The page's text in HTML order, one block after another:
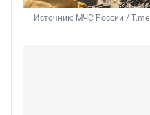
Источник: МЧС России / T.me